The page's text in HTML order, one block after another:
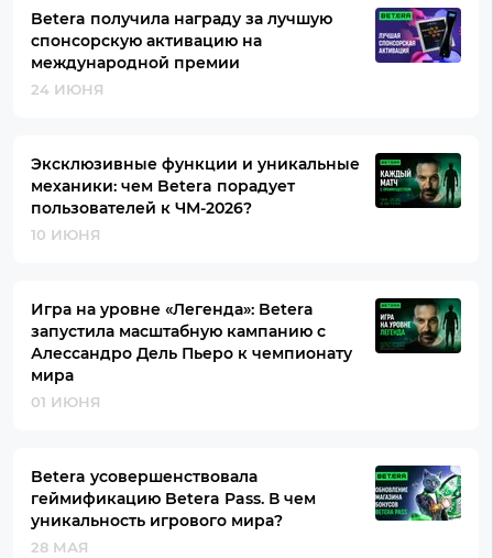
Betera получила награду за лучшую
спонсорскую активацию на
международной премии
24 ИЮНЯ
Эксклюзивные функции и уникальные
механики: чем Betera порадует
пользователей к ЧМ-2026?
10 ИЮНЯ
Игра на уровне «Легенда»: Betera
запустила масштабную кампанию с
Алессандро Дель Пьеро к чемпионату
мира
01 ИЮНЯ
Betera усовершенствовала
геймификацию Betera Pass. В чем
уникальность игрового мира?
28 МАЯ